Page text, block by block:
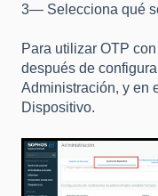
3— Selecciona qué
Para utilizar OTP
después de
Administración, y en
Dispositivo.